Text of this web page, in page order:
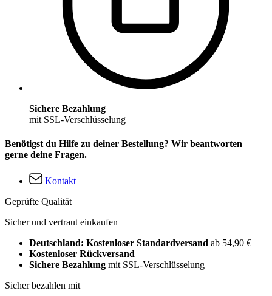
Sichere Bezahlung
mit SSL-Verschlüsselung
Benötigst du Hilfe zu deiner Bestellung? Wir beantworten
gerne deine Fragen.
Kontakt
Geprüfte Qualität
Sicher und vertraut einkaufen
Deutschland: Kostenloser Standardversand ab 54,90 €
Kostenloser Rückversand
Sichere Bezahlung mit SSL-Verschlüsselung
Sicher bezahlen mit